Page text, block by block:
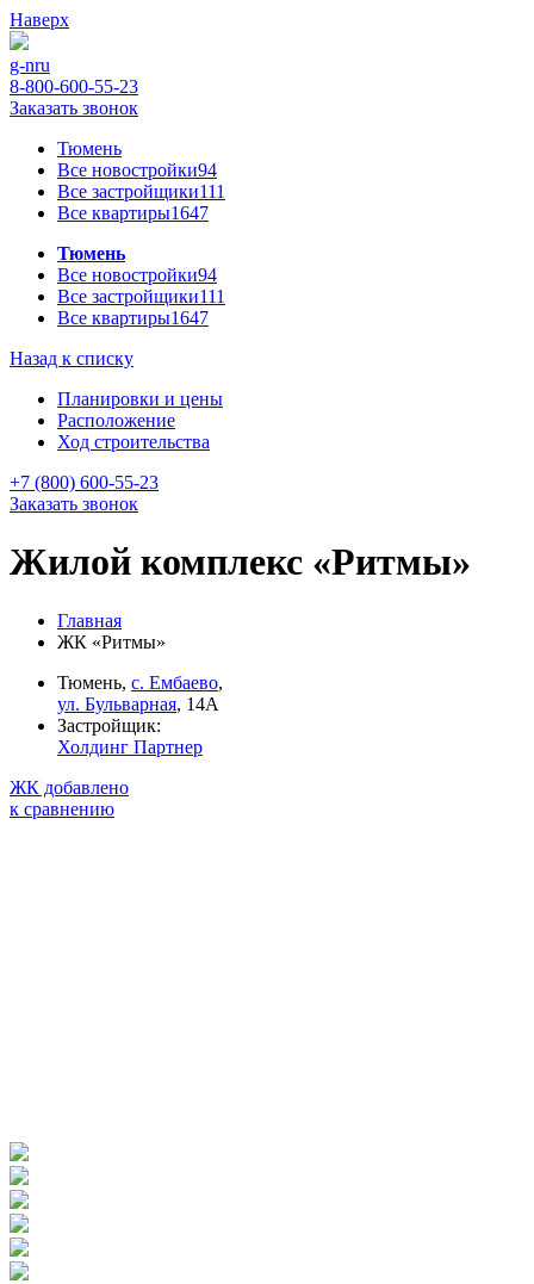
Наверх
g-nru
8-800-600-55-23
Заказать звонок
Тюмень
Все новостройки94
Все застройщики111
Все квартиры1647
Тюмень
Все новостройки94
Все застройщики111
Все квартиры1647
Назад к списку
Планировки и цены
Расположение
Ход строительства
+7 (800) 600-55-23
Заказать звонок
Жилой комплекс «Ритмы»
Главная
ЖК «Ритмы»
Тюмень, с. Ембаево,
ул. Бульварная, 14А
Застройщик:
Холдинг Партнер
ЖК добавлено
к сравнению